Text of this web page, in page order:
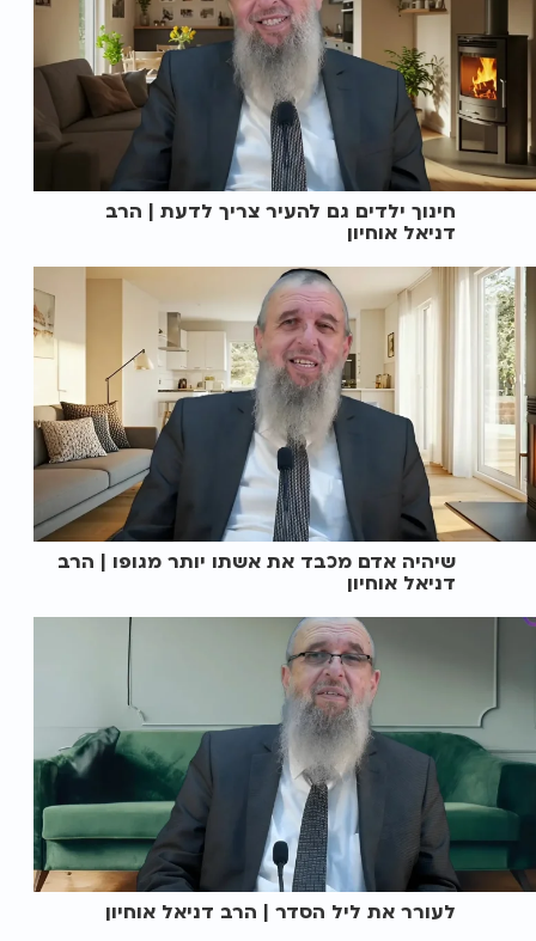
חינוך ילדים גם להעיר צריך לדעת | הרב
דניאל אוחיון
שיהיה אדם מכבד את אשתו יותר מגופו | הרב
דניאל אוחיון
לעורר את ליל הסדר | הרב דניאל אוחיון